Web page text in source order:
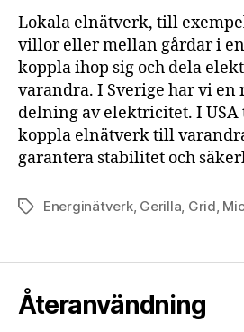
Lokala elnätverk, till
villor eller mellan gårdar i
koppla ihop sig och dela
varandra. I Sverige har vi en
delning av elektricitet. I
koppla elnätverk till
garantera stabilitet och
EtiketterEnerginätverk, Gerilla, Grid,
Återanvändning